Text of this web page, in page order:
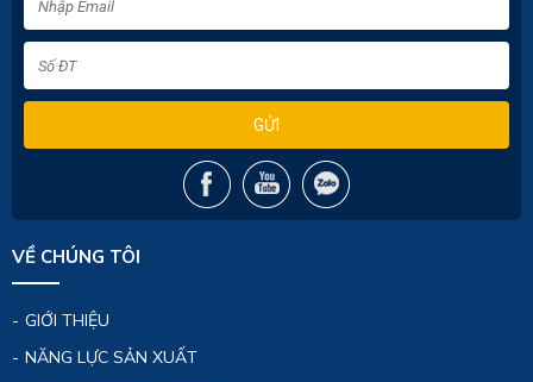
GỬI
VỀ CHÚNG TÔI
GIỚI THIỆU
NĂNG LỰC SẢN XUẤT